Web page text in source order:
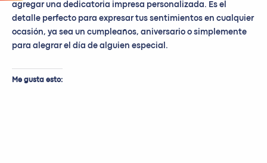
agregar una dedicatoria impresa personalizada. Es el
detalle perfecto para expresar tus sentimientos en cualquier
ocasión, ya sea un cumpleaños, aniversario o simplemente
para alegrar el día de alguien especial.
Me gusta esto: